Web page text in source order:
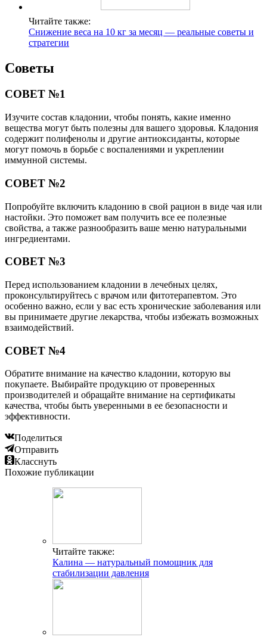
Читайте также:
Снижение веса на 10 кг за месяц — реальные советы и
стратегии
Советы
СОВЕТ №1
Изучите состав кладонии, чтобы понять, какие именно
вещества могут быть полезны для вашего здоровья. Кладония
содержит полифенолы и другие антиоксиданты, которые
могут помочь в борьбе с воспалениями и укреплении
иммунной системы.
СОВЕТ №2
Попробуйте включить кладонию в свой рацион в виде чая или
настойки. Это поможет вам получить все ее полезные
свойства, а также разнообразить ваше меню натуральными
ингредиентами.
СОВЕТ №3
Перед использованием кладонии в лечебных целях,
проконсультируйтесь с врачом или фитотерапевтом. Это
особенно важно, если у вас есть хронические заболевания или
вы принимаете другие лекарства, чтобы избежать возможных
взаимодействий.
СОВЕТ №4
Обратите внимание на качество кладонии, которую вы
покупаете. Выбирайте продукцию от проверенных
производителей и обращайте внимание на сертификаты
качества, чтобы быть уверенными в ее безопасности и
эффективности.
Поделиться
Отправить
Класснуть
Похожие публикации
Читайте также:
Калина — натуральный помощник для
стабилизации давления